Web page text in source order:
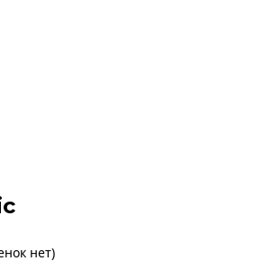
нет)